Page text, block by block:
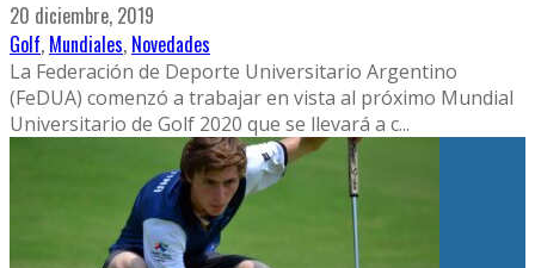
20 diciembre, 2019
Golf, Mundiales, Novedades
La Federación de Deporte Universitario Argentino
(FeDUA) comenzó a trabajar en vista al próximo Mundial
Universitario de Golf 2020 que se llevará a c...